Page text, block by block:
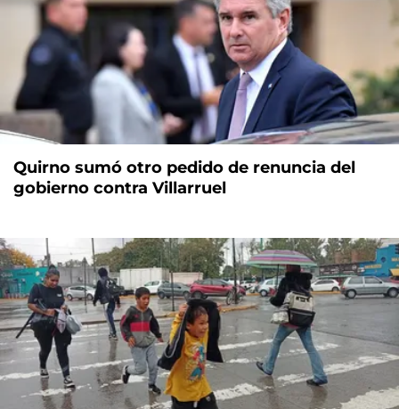
Quirno sumó otro pedido de renuncia del
gobierno contra Villarruel